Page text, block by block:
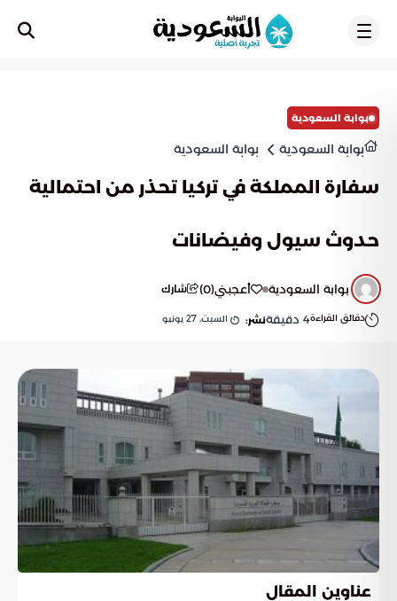
بوابة السعودية
بوابة السعودية بوابة السعودية
سفارة المملكة في تركيا تحذر من احتمالية
حدوث سيول وفيضانات
بوابة السعودية أعجبني(
0
) شارك
دقائق القراءة4 دقيقةنشر: السبت, 27 يونيو
عناوين المقال